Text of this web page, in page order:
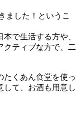
ました！というこ
で生活する方や、
クティブな方で、二
たくあん食堂を使っ
して、お酒も用意し